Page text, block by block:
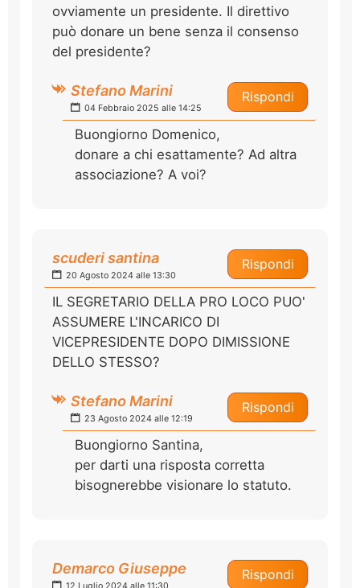
ovviamente un presidente. Il direttivo
può donare un bene senza il consenso
del presidente?
Rispondi
Stefano Marini
04 Febbraio 2025 alle 14:25
Buongiorno Domenico,
donare a chi esattamente? Ad altra
associazione? A voi?
Rispondi
scuderi santina
20 Agosto 2024 alle 13:30
IL SEGRETARIO DELLA PRO LOCO PUO'
ASSUMERE L'INCARICO DI
VICEPRESIDENTE DOPO DIMISSIONE
DELLO STESSO?
Rispondi
Stefano Marini
23 Agosto 2024 alle 12:19
Buongiorno Santina,
per darti una risposta corretta
bisognerebbe visionare lo statuto.
Rispondi
Demarco Giuseppe